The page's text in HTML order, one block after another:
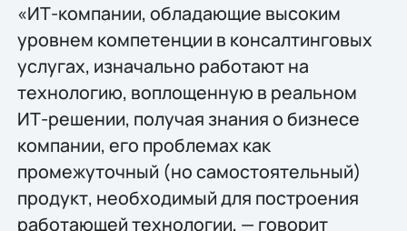
«ИТ-компании, обладающие высоким
уровнем компетенции в консалтинговых
услугах, изначально работают на
технологию, воплощенную в реальном
ИТ-решении, получая знания о бизнесе
компании, его проблемах как
промежуточный (но самостоятельный)
продукт, необходимый для построения
работающей технологии, — говорит